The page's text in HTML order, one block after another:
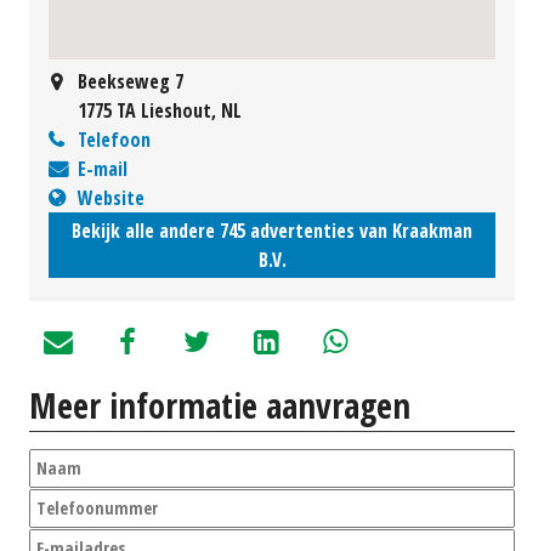
Beekseweg 7
1775 TA Lieshout, NL
Telefoon
E-mail
Website
Bekijk alle andere 745 advertenties van Kraakman
B.V.
Meer informatie aanvragen